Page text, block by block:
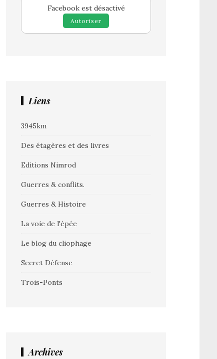
Facebook est désactivé
Autoriser
Liens
3945km
Des étagères et des livres
Editions Nimrod
Guerres & conflits.
Guerres & Histoire
La voie de l'épée
Le blog du cliophage
Secret Défense
Trois-Ponts
Archives